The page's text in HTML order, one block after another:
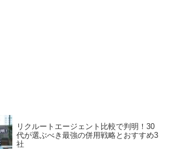
リクルートエージェント比較で判明！30
代が選ぶべき最強の併用戦略とおすすめ3
社